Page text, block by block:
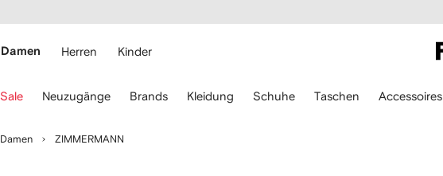
Damen Herren Kinder
Sale Neuzugänge Brands Kleidung Schuhe Taschen Accessoires
Damen ZIMMERMANN